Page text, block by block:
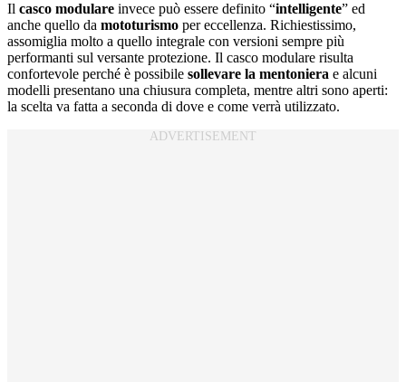
Il casco modulare invece può essere definito “intelligente” ed
anche quello da mototurismo per eccellenza. Richiestissimo,
assomiglia molto a quello integrale con versioni sempre più
performanti sul versante protezione. Il casco modulare risulta
confortevole perché è possibile sollevare la mentoniera e alcuni
modelli presentano una chiusura completa, mentre altri sono aperti:
la scelta va fatta a seconda di dove e come verrà utilizzato.